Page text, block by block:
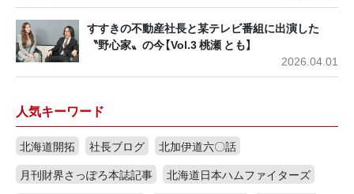
すすきの不動産社長と某テレビ番組に出演した
〝野心家〟の今【Vol.3 桃瀬 とも】
2026.04.01
人気キーワード
北海道開拓 社長ブログ
北加伊道六〇話
月刊財界さっぽろ本誌記事
北海道日本ハムファイターズ